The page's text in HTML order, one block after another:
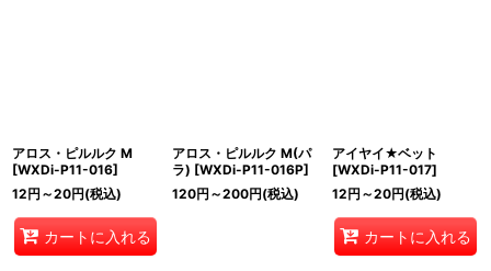
アロス・ピルルク M
[WXDi-P11-016]
12円 ～20円(税込)
カートに入れる
アロス・ピルルク M(パ
ラ) [WXDi-P11-016P]
120円 ～200円(税込)
アイヤイ★ベット
[WXDi-P11-017]
12円 ～20円(税込)
カートに入れる